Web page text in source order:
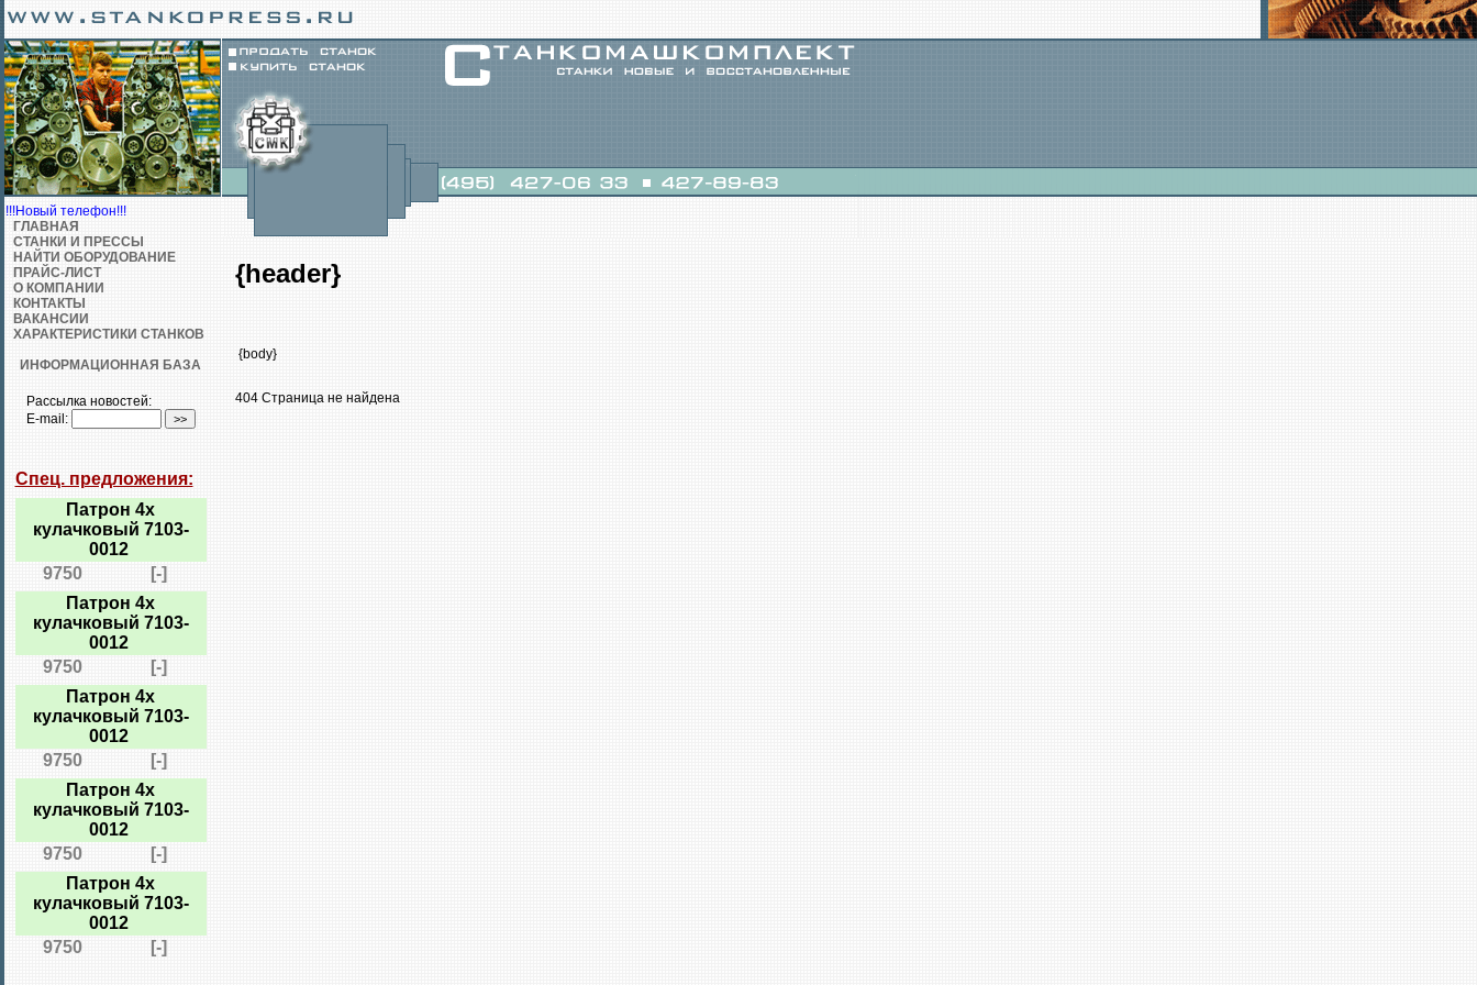
!!!Новый телефон!!!
ГЛАВНАЯ
СТАНКИ И ПРЕССЫ
НАЙТИ ОБОРУДОВАНИЕ
ПРАЙС-ЛИСТ
О КОМПАНИИ
КОНТАКТЫ
ВАКАНСИИ
ХАРАКТЕРИСТИКИ СТАНКОВ
ИНФОРМАЦИОННАЯ БАЗА
Рассылка новостей:
E-mail:
Спец. предложения:
Патрон 4х
кулачковый 7103-
0012
9750
[-]
Патрон 4х
кулачковый 7103-
0012
9750
[-]
Патрон 4х
кулачковый 7103-
0012
9750
[-]
Патрон 4х
кулачковый 7103-
0012
9750
[-]
Патрон 4х
кулачковый 7103-
0012
9750
[-]
{header}
{body}
404 Страница не найдена